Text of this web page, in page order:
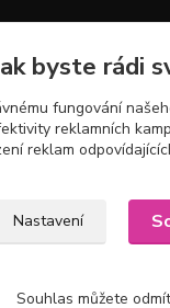
byste rádi
fungování
reklamních
reklam
Nastavení
Souhlas můžete